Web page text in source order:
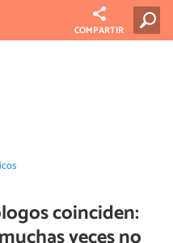
COMPARTIR
coinciden: